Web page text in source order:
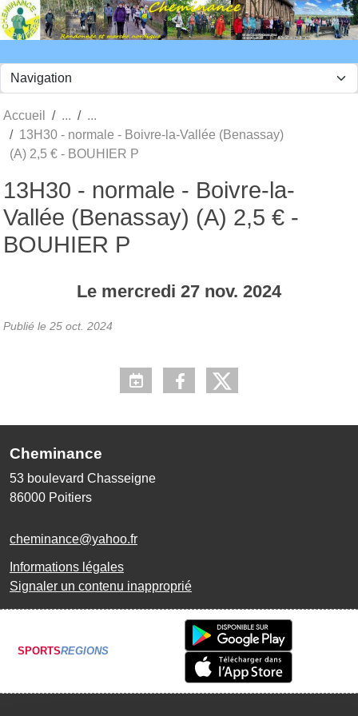
Accueil
13H30 - normale - Boivre-la-Vallée (Benassay)
(A) 2,5 € - BOUHIER P
13H30 - normale - Boivre-la-
Vallée (Benassay) (A) 2,5 € -
BOUHIER P
Le mercredi 27 nov. 2024
Publié le 25 oct. 2024
Cheminance
53 boulevard Chasseigne
86000 Poitiers
cheminance@yahoo.fr
Informations légales
Signaler un contenu inapproprié
SPORTSREGIONS
Panneau de gestion des cookies